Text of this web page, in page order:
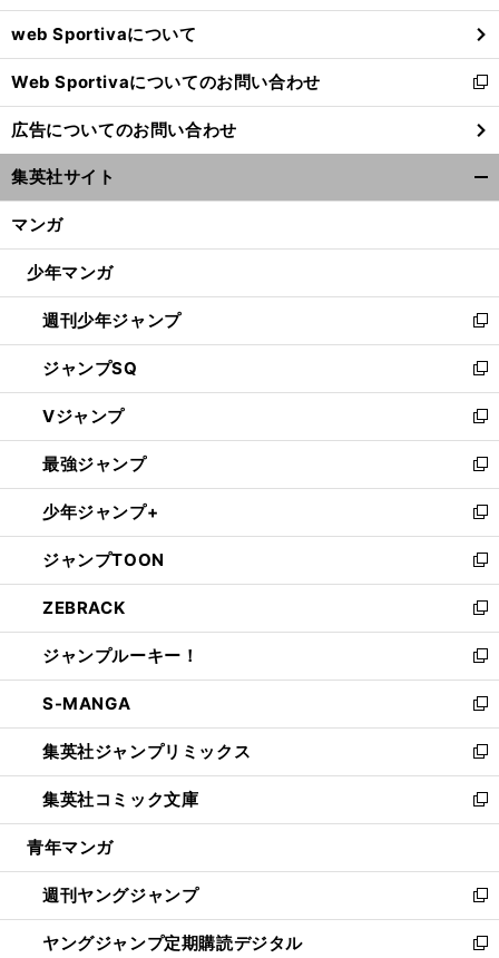
ウ
で
開
く
web Sportivaについて
Web Sportivaについてのお問い合わせ
新
し
い
ウ
ィ
ン
ウ
開
く
広告についてのお問い合わせ
集英社サイト
マンガ
少年マンガ
週刊少年ジャンプ
新
し
い
ウ
ィ
ン
ド
ウ
で
開
く
ジャンプSQ
新
し
い
ウ
ィ
ン
ド
ウ
で
開
く
Vジャンプ
新
し
い
ウ
ィ
ン
ド
ウ
で
開
く
最強ジャンプ
新
し
い
ウ
ィ
ン
ド
ウ
で
開
く
少年ジャンプ+
新
し
い
ウ
ィ
ン
ド
ウ
で
開
く
ジャンプTOON
新
し
い
ウ
ィ
ン
ド
ウ
で
開
く
ZEBRACK
新
し
い
ウ
ィ
ン
ド
ウ
で
開
ジャンプルーキー！
新
し
い
ウ
ィ
ン
ド
ウ
開
く
S-MANGA
新
し
い
ウ
ィ
ン
ウ
で
開
く
集英社ジャンプリミックス
新
し
い
ウ
ン
ド
ウ
で
集英社コミック文庫
新
し
ウ
ィ
ン
ド
青年マンガ
週刊ヤングジャンプ
新
し
い
ヤングジャンプ定期購読デジタル
新